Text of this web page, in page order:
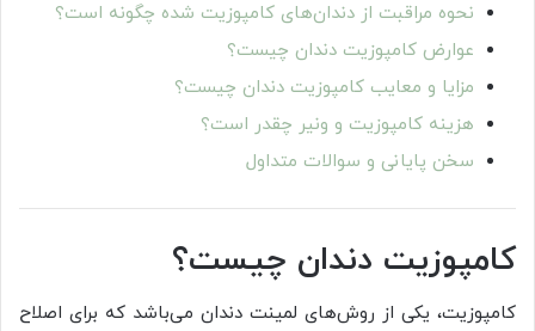
نحوه مراقبت از دندان‌های کامپوزیت شده چگونه است؟
عوارض کامپوزیت دندان چیست؟
مزایا و معایب کامپوزیت دندان چیست؟
هزینه کامپوزیت و ونیر چقدر است؟
سخن پایانی و سوالات متداول
کامپوزیت دندان چیست؟
کامپوزیت، یکی از روش‌های لمینت دندان می‌باشد که برای اصلاح